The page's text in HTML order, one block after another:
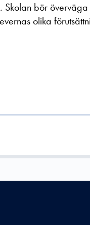
Skolan bör
olika